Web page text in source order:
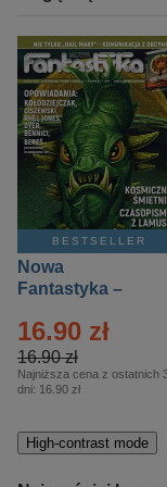
BESTSELLER
Nowa
Fantastyka –
16.90 zł
16.90 zł
Najniższa cena z ostatnich
dni: 16.90 zł
High-contrast mode